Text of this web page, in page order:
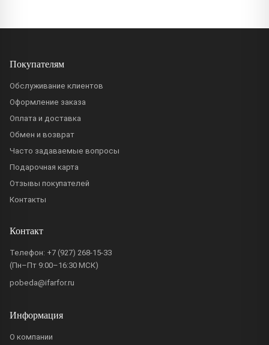
Покупателям
Обслуживание клиентов
Оформление заказа
Оплата и доставка
Обмен и возврат
Часто задаваемые вопросы
Подарочная карта
Отзывы покупателей
Контакты
Контакт
Телефон: +7 (927) 268-15-33
(Пн–Пт 9:00–16:30 МСК)
pobeda@ifarfor.ru
Информация
О компании